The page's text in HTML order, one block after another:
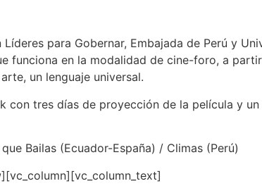
para Gobernar, Embajada de Perú y
funciona en la modalidad de cine-foro, a
un lenguaje universal.
con tres días de proyección de la película y
Bailas (Ecuador-España) / Climas (Perú)